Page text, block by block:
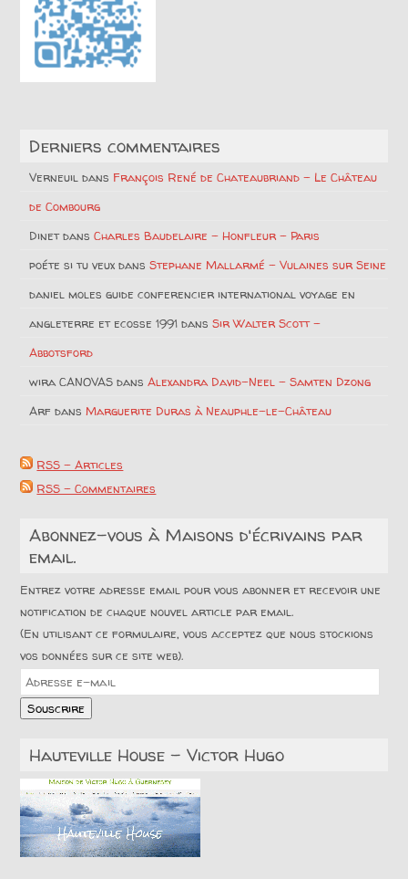
Derniers commentaires
Verneuil dans François René de Chateaubriand – Le Château
de Combourg
DinetdansCharles Baudelaire – Honfleur – Paris
poéte si tu veux dansStephane Mallarmé – Vulaines sur Seine
daniel moles guide conferencier international voyage en
angleterre et ecosse 1991 dansSir Walter Scott –
Abbotsford
wira CANOVAS dansAlexandra David-Neel – Samten Dzong
Arf dansMarguerite Duras à Neauphle-le-Château
RSS - Articles
RSS - Commentaires
Abonnez-vous à Maisons d'écrivains par
email.
Entrez votre adresse email pour vous abonner et recevoir une
notification de chaque nouvel article par email.
(En utilisant ce formulaire, vous acceptez que nous stockions
vos données sur ce site web).
Adresse
e-
mail
Souscrire
Hauteville House – Victor Hugo